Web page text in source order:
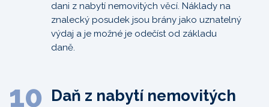
dani z nabytí nemovitých věcí. Náklady na
znalecký posudek jsou brány jako uznatelný
výdaj a je možné je odečíst od základu
daně.
10 Daň z nabytí nemovitých